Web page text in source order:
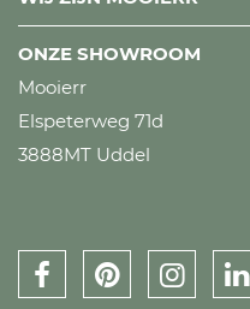
ONZE SHOWROOM
Mooierr
Elspeterweg 71d
3888MT Uddel